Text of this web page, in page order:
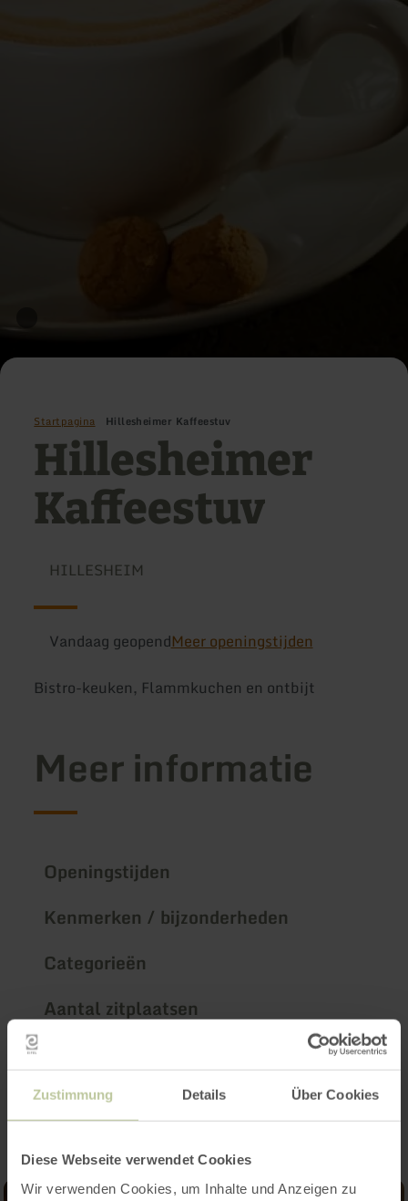
Zustimmung Details Über Cookies
Diese Webseite verwendet Cookies
Wir verwenden Cookies, um Inhalte und Anzeigen zu
Startpagina Hillesheimer Kaffeestuv
Hillesheimer
Kaffeestuv
HILLESHEIM
Vandaag geopendMeer openingstijden
Bistro-keuken, Flammkuchen en ontbijt
Meer informatie
Openingstijden
Kenmerken / bijzonderheden
Categorieën
Aantal zitplaatsen
Impressies